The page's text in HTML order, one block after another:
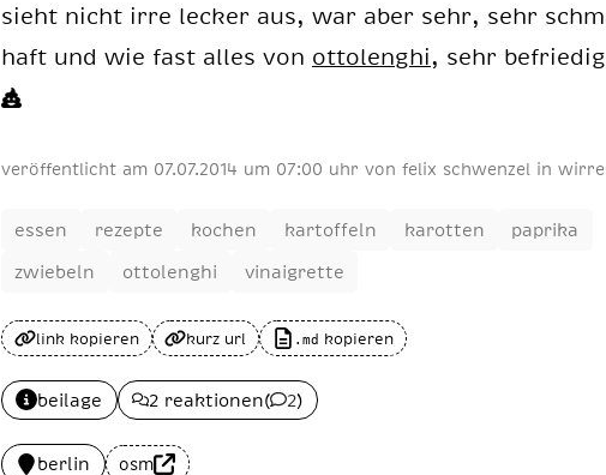
sieht nicht irre le­cker aus, war aber sehr, sehr
haft und wie fast al­les von ot­to­lenghi, sehr
veröffentlicht am 07 07 2014 um 07:00 uhr von felix schwenzel in
essen rezepte kochen kartoffeln karotten paprika
zwiebeln ottolenghi vinaigrette
link kopieren kurz url .md kopieren
beilage 2 reaktionen( 2)
berlin osm